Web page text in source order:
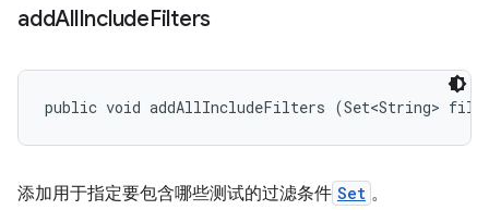
addAllIncludeFilters
public void addAllIncludeFilters (Set<String>
添加用于指定要包含哪些测试的过滤条件 Set 。